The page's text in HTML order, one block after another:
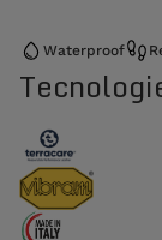
Waterproof